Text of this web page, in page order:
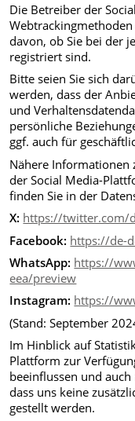
Die Betreiber der
davon, ob Sie bei der
registriert sind.
Bitte seien Sie sich
werden, dass der
und
persönliche
ggf. auch für
Nähere Informationen
der Social Media-
finden Sie in der
X: https://twitter.com/
Facebook: https://de-
WhatsApp: https://
eea/preview
Instagram: https://
(Stand: September
Im Hinblick auf
Plattform zur
beeinflussen und
dass uns keine
gestellt werden.